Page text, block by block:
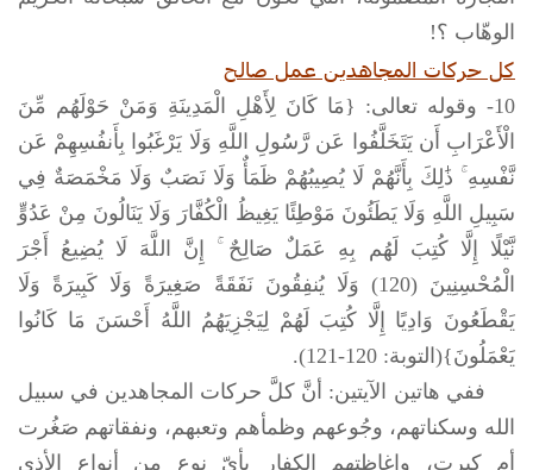
الوهّاب ؟!
كل حركات المجاهدين عمل صالح
10- وقوله تعالى: {مَا كَانَ لِأَهْلِ الْمَدِينَةِ وَمَنْ حَوْلَهُم مِّنَ
الْأَعْرَابِ أَن يَتَخَلَّفُوا عَن رَّسُولِ اللَّهِ وَلَا يَرْغَبُوا بِأَنفُسِهِمْ عَن
نَّفْسِهِ ۚ ذَٰلِكَ بِأَنَّهُمْ لَا يُصِيبُهُمْ ظَمَأٌ وَلَا نَصَبٌ وَلَا مَخْمَصَةٌ فِي
سَبِيلِ اللَّهِ وَلَا يَطَئُونَ مَوْطِئًا يَغِيظُ الْكُفَّارَ وَلَا يَنَالُونَ مِنْ عَدُوٍّ
نَّيْلًا إِلَّا كُتِبَ لَهُم بِهِ عَمَلٌ صَالِحٌ ۚ إِنَّ اللَّهَ لَا يُضِيعُ أَجْرَ
الْمُحْسِنِينَ (120) وَلَا يُنفِقُونَ نَفَقَةً صَغِيرَةً وَلَا كَبِيرَةً وَلَا
يَقْطَعُونَ وَادِيًا إِلَّا كُتِبَ لَهُمْ لِيَجْزِيَهُمُ اللَّهُ أَحْسَنَ مَا كَانُوا
يَعْمَلُونَ}(التوبة: 120-121).
ففي هاتين الآيتين: أنَّ كلَّ حركات المجاهدين في سبيل
الله وسكناتهم، وجُوعهم وظمأهم وتعبهم، ونفقاتهم صَغُرت
أم كبرت، وإغاظتهم الكفار بأيّ نوعٍ من أنواع الأذى